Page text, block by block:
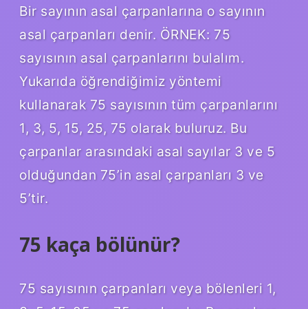
Bir sayının asal çarpanlarına o sayının
asal çarpanları denir. ÖRNEK: 75
sayısının asal çarpanlarını bulalım.
Yukarıda öğrendiğimiz yöntemi
kullanarak 75 sayısının tüm çarpanlarını
1, 3, 5, 15, 25, 75 olarak buluruz. Bu
çarpanlar arasındaki asal sayılar 3 ve 5
olduğundan 75’in asal çarpanları 3 ve
5’tir.
75 kaça bölünür?
75 sayısının çarpanları veya bölenleri 1,